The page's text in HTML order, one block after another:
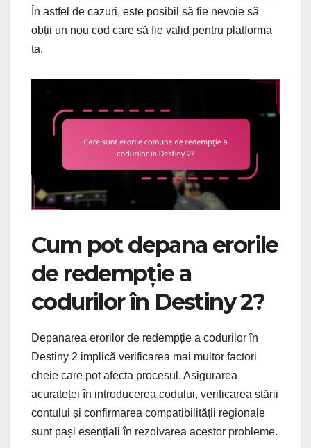
În astfel de cazuri, este posibil să fie nevoie să
obții un nou cod care să fie valid pentru platforma
ta.
Cum pot depana erorile
de redempție a
codurilor în Destiny 2?
Depanarea erorilor de redempție a codurilor în
Destiny 2 implică verificarea mai multor factori
cheie care pot afecta procesul. Asigurarea
acurateței în introducerea codului, verificarea stării
contului și confirmarea compatibilității regionale
sunt pași esențiali în rezolvarea acestor probleme.